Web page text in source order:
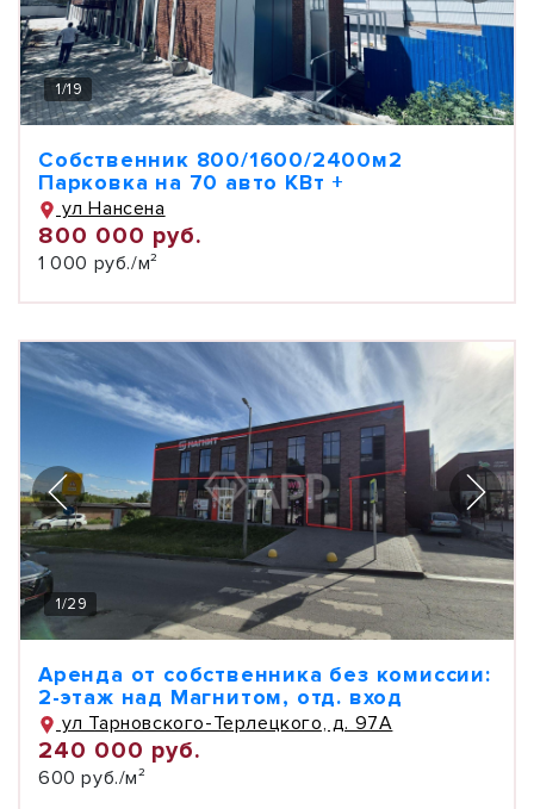
1/19
Собственник 800/1600/2400м2
Парковка на 70 авто КВт +
ул Нансена
800 000 руб.
1 000 руб./м²
1/29
Аренда от собственника без комиссии:
2-этаж над Магнитом, отд. вход
ул Тарновского-Терлецкого, д. 97А
240 000 руб.
600 руб./м²